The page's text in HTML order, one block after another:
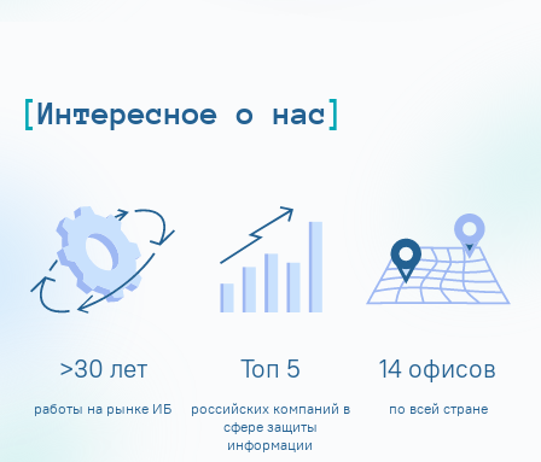
Интересное о нас
>30 лет
работы на рынке ИБ
Топ 5
российских компаний в
сфере защиты
информации
14 офисов
по всей стране